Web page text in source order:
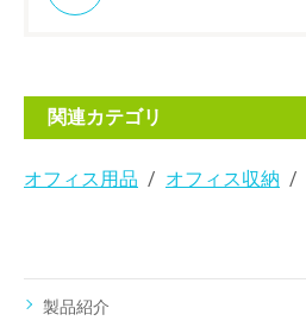
関連カテゴリ
オフィス用品 オフィス収納
製品紹介